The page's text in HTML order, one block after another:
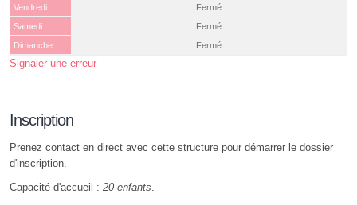
Vendredi
Fermé
Samedi
Fermé
Dimanche
Fermé
Signaler une erreur
Inscription
Prenez contact en direct avec cette structure pour démarrer le dossier
d'inscription.
Capacité d'accueil : 20 enfants